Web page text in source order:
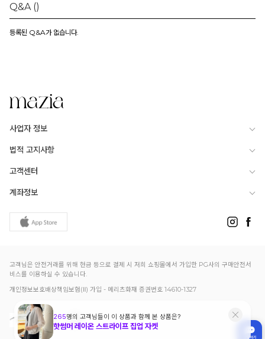
Q&A ()
등록된 Q&A가 없습니다.
사업자 정보
법적 고지사항
고객센터
계좌정보
고객님은 안전거래를 위해 현금 등으로 결제 시 저희 쇼핑몰에서 가입한 PG사의 구매안전서
비스를 이용하실 수 있습니다.
개인정보보호배상책임보험(Ⅱ) 가입 - 메리츠화재 증권번호 14610-1327